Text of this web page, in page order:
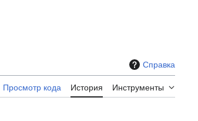
Справка
Просмотр кода История Инструменты